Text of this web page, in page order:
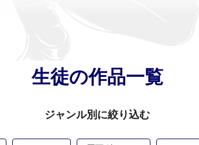
生徒の作品一覧
ジャンル別に絞り込む